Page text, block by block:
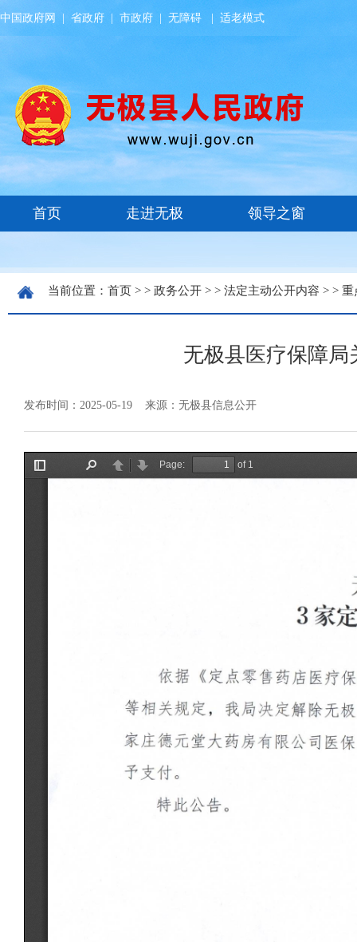
中国政府网 省政府 市政府 无障碍 适老模式
当前位置： 首页 > > 政务公开 > > 法定主动公开内容 > > 重
无极县医疗保障
发布时间：2025-05-19 来源：无极县信息公开